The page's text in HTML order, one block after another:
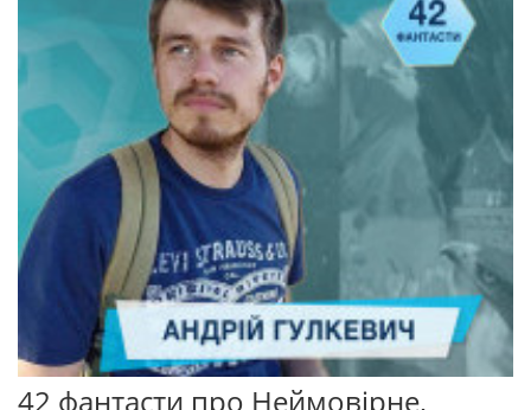
42 фантасти про Неймовірне,